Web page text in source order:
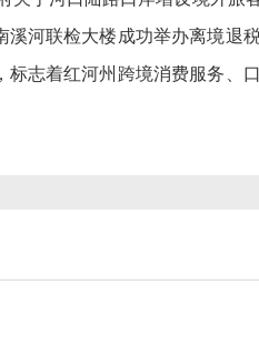
河联检大楼成功举办离境退
志着红河州跨境消费服务、